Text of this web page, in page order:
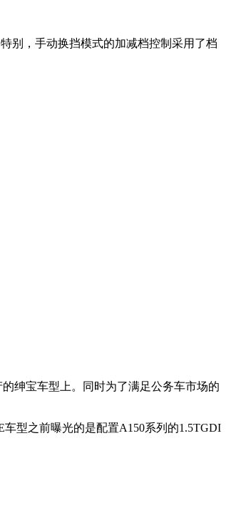
别，手动换挡模式的加减档控制采用了档
绅宝车型上。同时为了满足公务车市场的
型之前曝光的是配置A150系列的1.5TGDI